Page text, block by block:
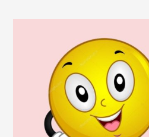
работой. Владея этими…